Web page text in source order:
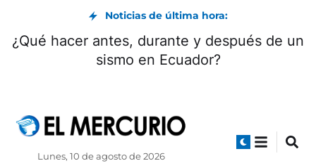
Noticias de última hora:
¿Qué hacer antes, durante y después de un
sismo en Ecuador?
Lunes, 10 de agosto de 2026